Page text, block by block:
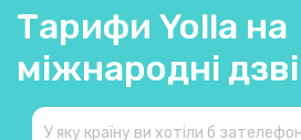
Тарифи Yolla на
міжнародні